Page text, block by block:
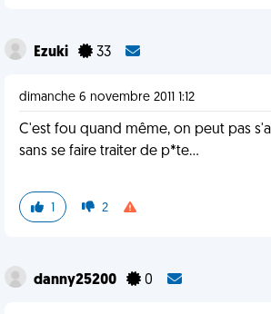
Ezuki 33
dimanche 6 novembre 2011 1:12
C'est fou quand même, on peut pas
sans se faire traiter de p*te...
1 2
danny25200 0